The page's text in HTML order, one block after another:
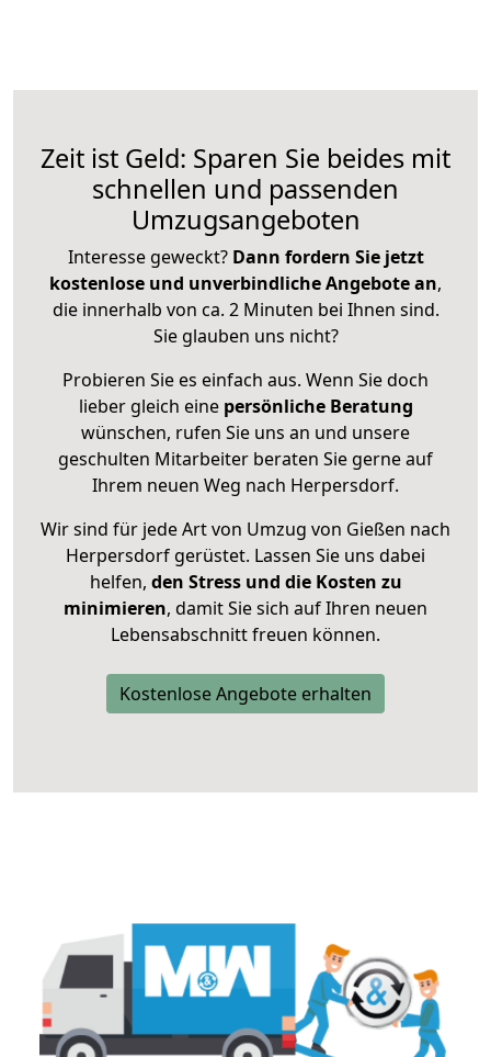
Zeit ist Geld: Sparen Sie beides mit
schnellen und passenden
Umzugsangeboten
Interesse geweckt? Dann fordern Sie jetzt
kostenlose und unverbindliche Angebote an,
die innerhalb von ca. 2 Minuten bei Ihnen sind.
Sie glauben uns nicht?
Probieren Sie es einfach aus. Wenn Sie doch
lieber gleich eine persönliche Beratung
wünschen, rufen Sie uns an und unsere
geschulten Mitarbeiter beraten Sie gerne auf
Ihrem neuen Weg nach Herpersdorf.
Wir sind für jede Art von Umzug von Gießen nach
Herpersdorf gerüstet. Lassen Sie uns dabei
helfen, den Stress und die Kosten zu
minimieren, damit Sie sich auf Ihren neuen
Lebensabschnitt freuen können.
Kostenlose Angebote erhalten